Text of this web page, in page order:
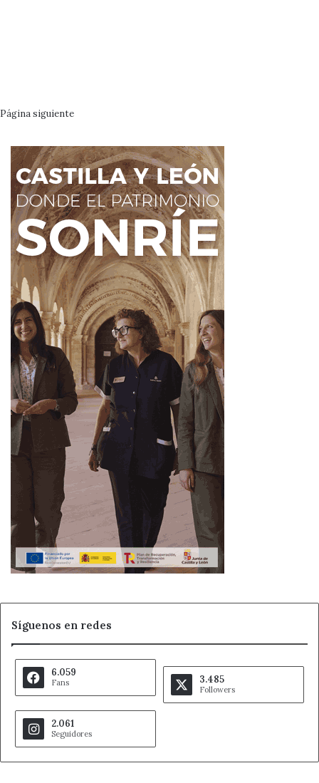
Página siguiente
Síguenos en redes
6.059
Fans 3.485
Followers
2.061
Seguidores